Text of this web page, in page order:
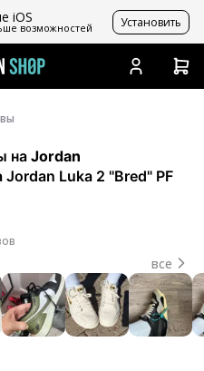
iOS
возможностей Установить
на Jordan
Luka 2 "Bred" PF
все